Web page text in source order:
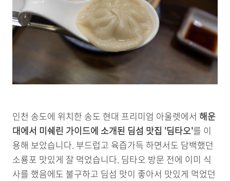
인천 송도에 위치한 송도 현대 프리미엄 아울렛에서 해운
대에서 미쉐린 가이드에 소개된 딤섬 맛집 '딤타오'를 이
용해 보았습니다. 부드럽고 육즙가득 하면서도 담백했던
소룡포 맛있게 잘 먹었습니다. 딤타오 방문 전에 이미 식
사를 했음에도 불구하고 딤섬 맛이 좋아서 맛있게 먹었던